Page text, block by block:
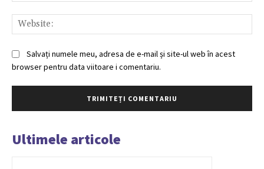
Salvați numele meu, adresa de e-mail și site-ul web în acest
browser pentru data viitoare i comentariu.
Ultimele articole